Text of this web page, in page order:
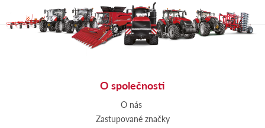
O společnosti
O nás
Zastupované značky